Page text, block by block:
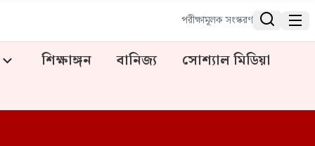
পরীক্ষামূলক সংস্করণ  
শিক্ষাঙ্গন বানিজ্য
সোশ্যাল মিডিয়া